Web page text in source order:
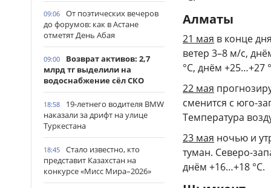
09:06
От поэтических вечеров
до форумов: как в Астане
отметят День Абая
09:00
Возврат активов: 2,7
млрд тг выделили на
водоснабжение сёл СКО
18:58
19-летнего водителя BMW
наказали за дрифт на улице
Туркестана
18:45
Стало известно, кто
представит Казахстан на
конкурсе «Мисс Мира–2026»
Алматы
21 мая в конце
ветер 3–8 м/с,
°С, днём +25…+27
22 мая
сменится с юго-
Температура
23 мая ночью и
туман. Северо-
днём +16…+18 °С.